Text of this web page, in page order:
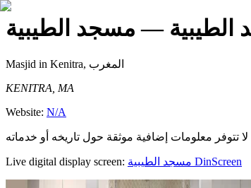
— مسجد الطيبية
Masjid
in Kenitra, المغرب
KENITRA, MA
Website: N/A
Live digital display screen: مسجد الطيبية DinScreen